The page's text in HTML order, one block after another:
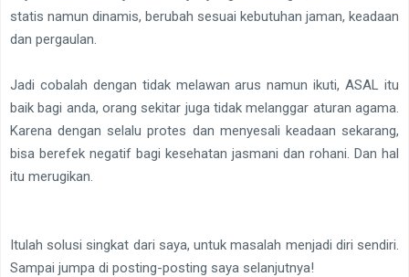
statis namun dinamis, berubah sesuai kebutuhan jaman, keadaan
dan pergaulan.
Jadi cobalah dengan tidak melawan arus namun ikuti, ASAL itu
baik bagi anda, orang sekitar juga tidak melanggar aturan agama.
Karena dengan selalu protes dan menyesali keadaan sekarang,
bisa berefek negatif bagi kesehatan jasmani dan rohani. Dan hal
itu merugikan.
Itulah solusi singkat dari saya, untuk masalah menjadi diri sendiri.
Sampai jumpa di posting-posting saya selanjutnya!